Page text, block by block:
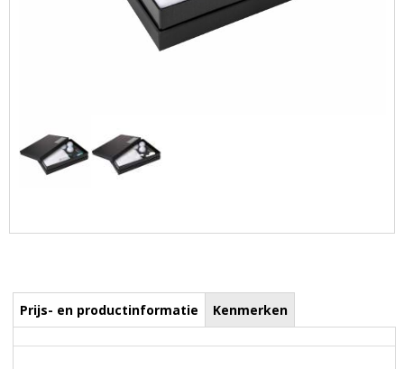
Prijs- en productinformatie Kenmerken